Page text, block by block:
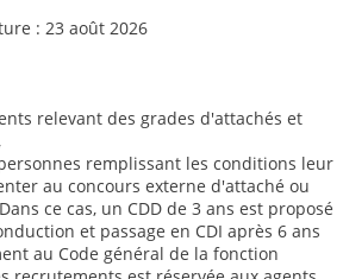
: 23 août 2026
relevant des grades d'attachés et
remplissant les conditions leur
au concours externe d'attaché ou
ce cas, un CDD de 3 ans est proposé
et passage en CDI après 6 ans
au Code général de la fonction